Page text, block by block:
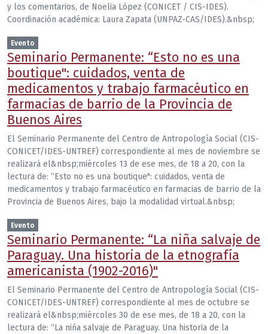
y los comentarios, de Noelia López (CONICET / CIS-IDES).
Coordinación académica: Laura Zapata (UNPAZ-CAS/IDES).&nbsp;
Evento
Seminario Permanente: “Esto no es una
boutique": cuidados, venta de
medicamentos y trabajo farmacéutico en
farmacias de barrio de la Provincia de
Buenos Aires
El Seminario Permanente del Centro de Antropología Social (CIS-
CONICET/IDES-UNTREF) correspondiente al mes de noviembre se
realizará el&nbsp;miércoles 13 de ese mes, de 18 a 20, con la
lectura de: “Esto no es una boutique": cuidados, venta de
medicamentos y trabajo farmacéutico en farmacias de barrio de la
Provincia de Buenos Aires, bajo la modalidad virtual.&nbsp;
Evento
Seminario Permanente: “La niña salvaje de
Paraguay. Una historia de la etnografía
americanista (1902-2016)"
El Seminario Permanente del Centro de Antropología Social (CIS-
CONICET/IDES-UNTREF) correspondiente al mes de octubre se
realizará el&nbsp;miércoles 30 de ese mes, de 18 a 20, con la
lectura de: “La niña salvaje de Paraguay. Una historia de la